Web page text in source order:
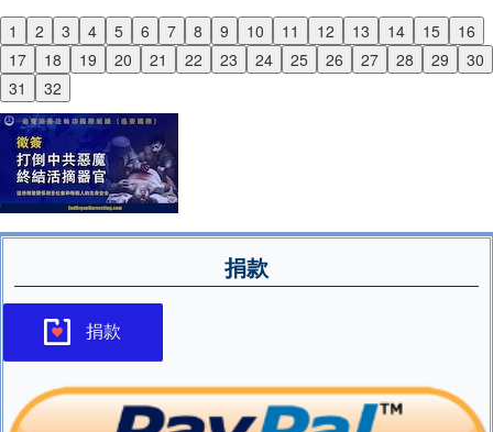
1 2 3 4 5 6 7 8 9 10 11 12 13 14 15
16
17
18 19 20 21 22 23 24 25 26 27 28 29
30
31
32
Previous
Next
捐款
捐款